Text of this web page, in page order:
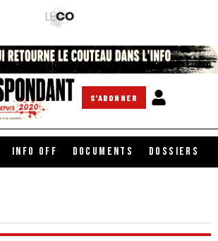
S'ABONNER
INFO OFF DOCUMENTS DOSSIERS